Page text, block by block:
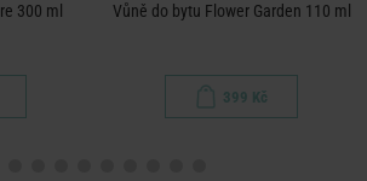
300 ml Vůně do bytu Flower Garden 110 ml
399 Kč